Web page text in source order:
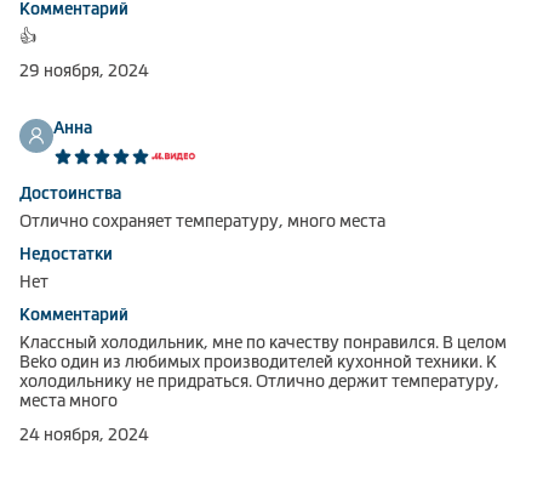
Комментарий
👍
29 ноября, 2024
Анна
Достоинства
Отлично сохраняет температуру, много места
Недостатки
Нет
Комментарий
Классный холодильник, мне по качеству понравился. В целом
Beko один из любимых производителей кухонной техники. К
холодильнику не придраться. Отлично держит температуру,
места много
24 ноября, 2024